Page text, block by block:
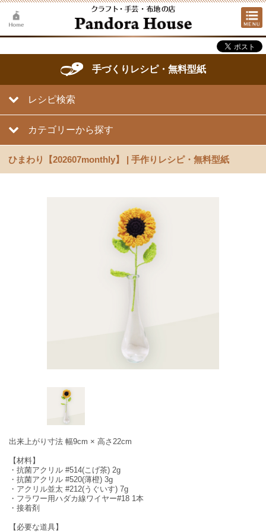
手づくりレシピ・無料型紙
レシピ検索
カテゴリーから探す
ひまわり【202607monthly】 | 手作りレシピ・無料型紙
出来上がり寸法 幅9cm × 高さ22cm
【材料】
・抗菌アクリル #514(こげ茶) 2g
・抗菌アクリル #520(薄橙) 3g
・アクリル並太 #212(うぐいす) 7g
・フラワー用ハダカ線ワイヤー#18 1本
・接着剤
【必要な道具】